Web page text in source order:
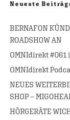
Neueste
BERNAFON
ROADSHOW AN
OMNIdirekt #061
OMNIdirekt
NEUES
SHOP –
HÖRGERÄTE